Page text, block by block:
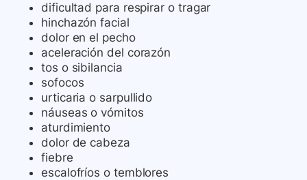
dificultad para respirar o tragar
hinchazón facial
dolor en el pecho
aceleración del corazón
tos o sibilancia
sofocos
urticaria o sarpullido
náuseas o vómitos
aturdimiento
dolor de cabeza
fiebre
escalofríos o temblores